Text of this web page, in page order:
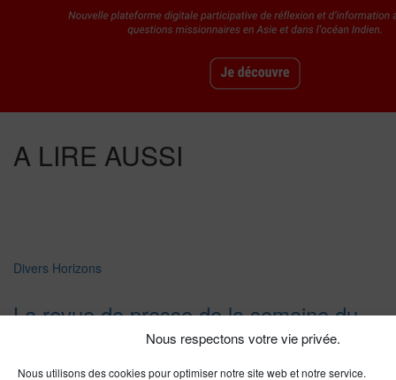
Nous respectons votre vie privée.
Nous utilisons des cookies pour optimiser notre site web et notre service.
A LIRE AUSSI
Divers Horizons
La revue de presse de la semaine du